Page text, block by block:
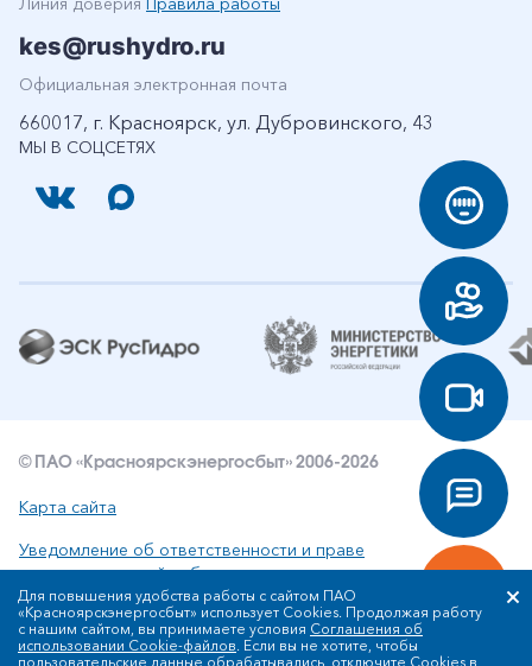
МЫ В СОЦСЕТЯХ
kes@rushydro.ru
Официальная электронная почта
660017, г. Красноярск, ул. Дубровинского, 43
© ПАО «Красноярскэнергосбыт» 2006-2026
Карта сайта
Уведомление об ответственности и праве
интеллектуальной собственности
Политика ПАО «Красноярскэнергосбыт» в отношении
обработки персональных данных
Для повышения удобства работы с сайтом ПАО
«Красноярскэнергосбыт» использует Cookies. Продолжая работу
с нашим сайтом, вы принимаете условия Соглашения об
использовании Cookie-файлов. Если вы не хотите, чтобы
пользовательские данные обрабатывались, отключите Cookies в